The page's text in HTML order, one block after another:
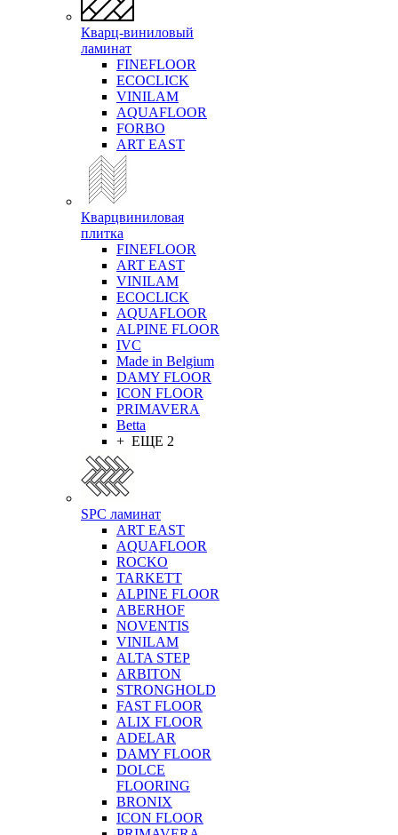
Кварц-виниловый
ламинат
FINEFLOOR
ECOCLICK
VINILAM
AQUAFLOOR
FORBO
ART EAST
Кварцвиниловая
плитка
FINEFLOOR
ART EAST
VINILAM
ECOCLICK
AQUAFLOOR
ALPINE FLOOR
IVC
Made in Belgium
DAMY FLOOR
ICON FLOOR
PRIMAVERA
Betta
+ ЕЩЕ 2
SPC ламинат
ART EAST
AQUAFLOOR
ROCKO
TARKETT
ALPINE FLOOR
ABERHOF
NOVENTIS
VINILAM
ALTA STEP
ARBITON
STRONGHOLD
FAST FLOOR
ALIX FLOOR
ADELAR
DAMY FLOOR
DOLCE
FLOORING
BRONIX
ICON FLOOR